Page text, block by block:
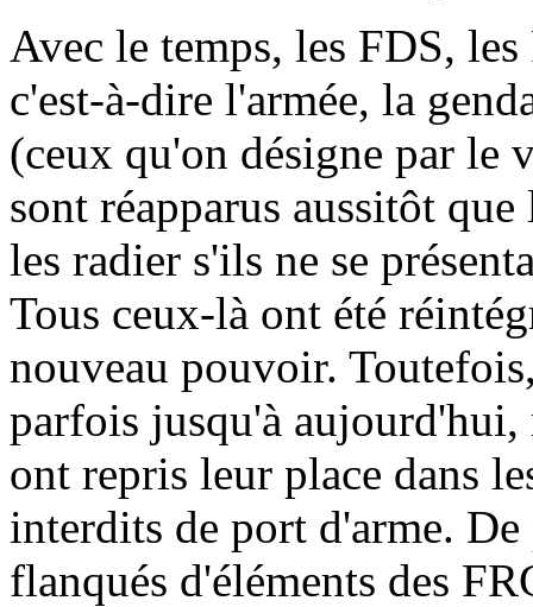
Avec le temps, les FDS,
c'est-à-dire l'armée, la
(ceux qu'on désigne par le
sont réapparus aussitôt
les radier s'ils ne se
Tous ceux-là ont été
nouveau pouvoir.
parfois jusqu'à aujourd'hui,
ont repris leur place dans
interdits de port d'arme.
flanqués d'éléments des